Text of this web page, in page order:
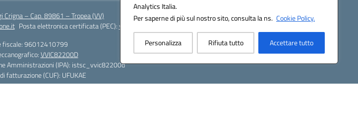
Analytics Italia.
Per saperne di più sul nostro sito, consulta la ns. Cookie Policy.
Personalizza Rifiuta tutto Accettare tutto
Crigna – Cap. 89861 – Tropea (VV)
Posta elettronica certificata (PEC):vvic82200d@pec.istruzione.it
fiscale: 96012410799
VVIC82200D
Amministrazioni (IPA): istsc_vvic82200d
fatturazione (CUF): UFUKAE